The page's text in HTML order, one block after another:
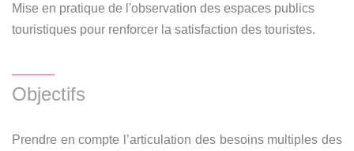
Mise en pratique de l'observation des espaces publics
touristiques pour renforcer la satisfaction des touristes.
Objectifs
Prendre en compte l’articulation des besoins multiples des